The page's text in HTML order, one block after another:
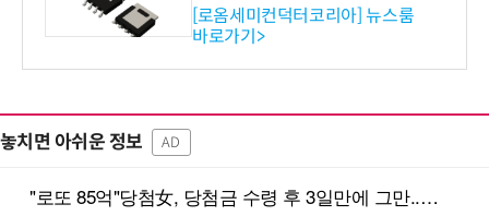
ET 개발
[로옴세미컨덕터코리아] 뉴스룸
바로가기>
놓치면 아쉬운 정보 AD